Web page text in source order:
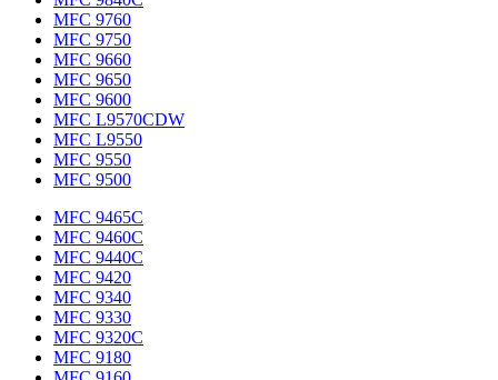
MFC 9760
MFC 9750
MFC 9660
MFC 9650
MFC 9600
MFC L9570CDW
MFC L9550
MFC 9550
MFC 9500
MFC 9465C
MFC 9460C
MFC 9440C
MFC 9420
MFC 9340
MFC 9330
MFC 9320C
MFC 9180